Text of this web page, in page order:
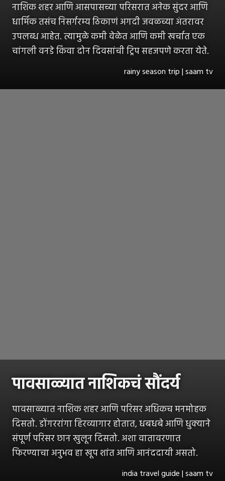
नाशिक शहर आणि आसपासच्या परिसरात अनेक सुंदर आणि
धार्मिक तसंच निसर्गरम्य ठिकाणं अगदी जवळच्या अंतरावर
उपलब्ध आहेत. त्यामुळे कमी वेळेत आणि कमी खर्चात एक
चांगली वनडे किंवा दोन दिवसांची ट्रिप सहजपणे करता येते.
rainy season trip | saam tv
पावसाळ्यात नाशिकचं सौंदर्य
पावसाळ्यात नाशिक शहर आणि परिसर अधिकच मनमोहक
दिसतो. डोंगररांगा हिरव्यागार होतात, धबधबे आणि धुक्याने
संपूर्ण परिसर छान खुलून दिसतो. अशा वातावरणात
फिरण्याचा अनुभव हा खूप शांत आणि आनंददायी असतो.
india travel guide | saam tv